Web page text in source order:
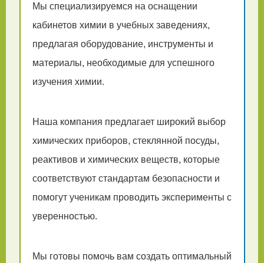
Мы специализируемся на оснащении
кабинетов химии в учебных заведениях,
предлагая оборудование, инструменты и
материалы, необходимые для успешного
изучения химии.
Наша компания предлагает широкий выбор
химических приборов, стеклянной посуды,
реактивов и химических веществ, которые
соответствуют стандартам безопасности и
помогут ученикам проводить эксперименты с
уверенностью.
Мы готовы помочь вам создать оптимальный